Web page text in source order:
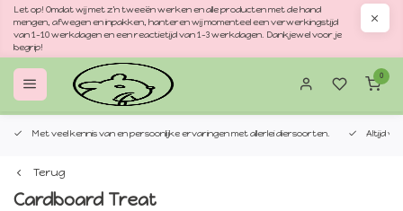
Let op! Omdat wij met z'n tweeën werken en alle producten met de hand
mengen, afwegen en inpakken, hanteren wij momenteel een verwerkingstijd
van 1–10 werkdagen en een reactietijd van 1–3 werkdagen. Dankjewel voor je
begrip!
0
Met veel kennis van en persoonlijke ervaringen met allerlei diersoorten. Altijd
Terug
Cardboard Treat